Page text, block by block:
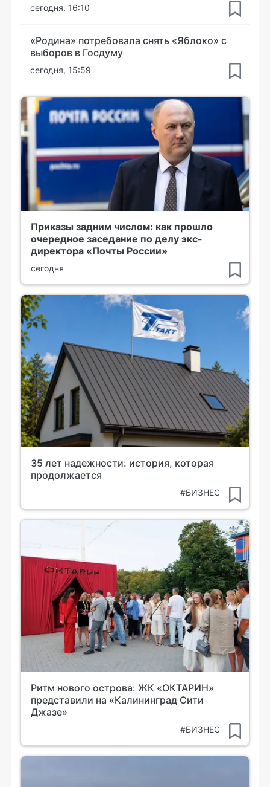
сегодня, 16:10
«Родина» потребовала снять «Яблоко» с
выборов в Госдуму
сегодня, 15:59
Приказы задним числом: как прошло
очередное заседание по делу экс-
директора «Почты России»
сегодня
35 лет надежности: история, которая
продолжается
#БИЗНЕС
Ритм нового острова: ЖК «ОКТАРИН»
представили на «Калининград Сити
Джазе»
#БИЗНЕС